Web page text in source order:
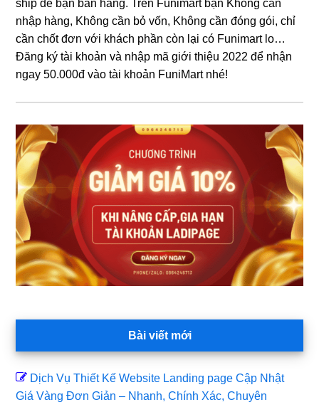
ship để bạn bán hàng. Trên Funimart bạn Không cần
nhập hàng, Không cần bỏ vốn, Không cần đóng gói, chỉ
cần chốt đơn với khách phần còn lại có Funimart lo…
Đăng ký tài khoản và nhập mã giới thiệu 2022 để nhận
ngay 50.000đ vào tài khoản FuniMart nhé!
Sidebar
chính
Bài viết mới
Dịch Vụ Thiết Kế Website Landing page Cập Nhật
Giá Vàng Đơn Giản – Nhanh, Chính Xác, Chuyên